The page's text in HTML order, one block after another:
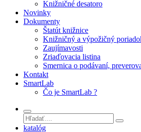
Knižničné desatoro
Novinky
Dokumenty
Štatút knižnice
Knižničný a výpožičný
Zaujímavosti
Zriaďovacia listina
Smernica o podávaní,
Kontakt
SmartLab
Čo je SmartLab ?
katalóg